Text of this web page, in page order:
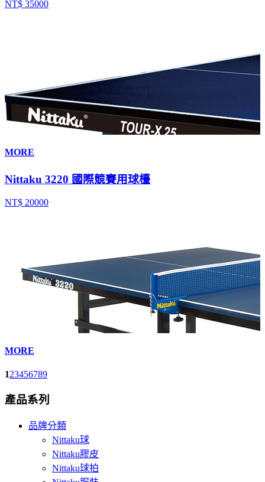
NT$ 35000
MORE
Nittaku 3220 國際競賽用球檯
NT$ 20000
MORE
123456789
產品系列
品牌分類
Nittaku球
Nittaku膠皮
Nittaku球拍